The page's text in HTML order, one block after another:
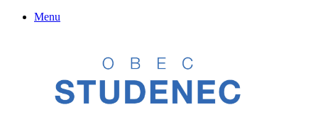
Menu